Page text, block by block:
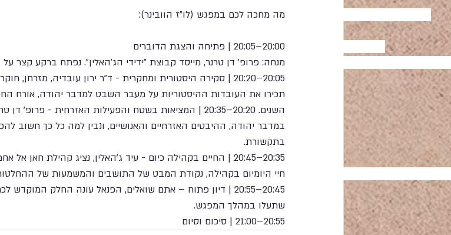
מה מחכה לכם במפגש (לו"ז הוובינר):
20:00–20:05 | פתיחה והצגת הדוברים
מנחה: פרופ' דן טרנר, מייסד קבוצת "ידידי הג'האלין". נפתח ברקע קצר
20:05–20:20 | סקירה היסטורית ומחקרית - ד"ר ירון עובדיה,
תכירו את העובדות ההיסטוריות על מעבר השבט למדבר יהודה, אורח
השנים. 20:20–20:35 | המציאות בשטח והפעילות האזרחית -
במדבר יהודה, ההיבטים האזרחיים והאנושיים, ונבין למה כל כך חשוב
בתקשורת.
20:35–20:45 | החיים בקהילה כיום - עיד ג'האלין, נציג קהילת
חיי היומיום בקהילה, נקודת המבט של התושבים והמשמעות של
20:45–20:55 | דיון פתוח – אתם שואלים, הפנאל עונה החלק
שתעלו במהלך המפגש.
20:55–21:00 | סיכום וסיום